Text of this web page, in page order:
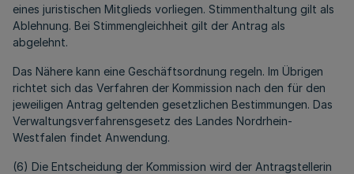
eines juristischen Mitglieds vorliegen. Stimmenthaltung gilt als
Ablehnung. Bei Stimmengleichheit gilt der Antrag als
abgelehnt.
Das Nähere kann eine Geschäftsordnung regeln. Im Übrigen
richtet sich das Verfahren der Kommission nach den für den
jeweiligen Antrag geltenden gesetzlichen Bestimmungen. Das
Verwaltungsverfahrensgesetz des Landes Nordrhein-
Westfalen findet Anwendung.
(6) Die Entscheidung der Kommission wird der Antragstellerin